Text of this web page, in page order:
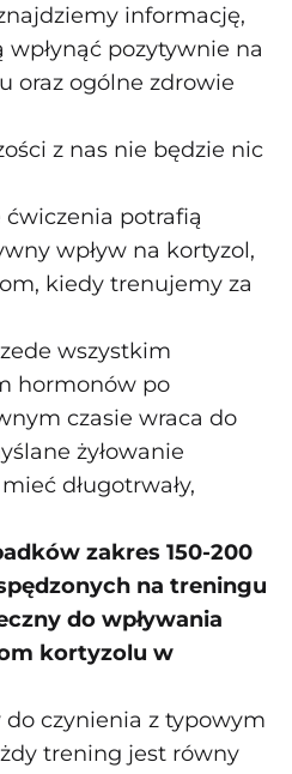
informację,
pozytywnie na
oraz ogólne zdrowie
z nas nie będzie nic
ćwiczenia potrafią
wpływ na kortyzol,
kiedy trenujemy za
wszystkim
hormonów po
czasie wraca do
żyłowanie
długotrwały,
zakres 150-200
na treningu
do wpływania
kortyzolu w
czynienia z typowym
trening jest równy